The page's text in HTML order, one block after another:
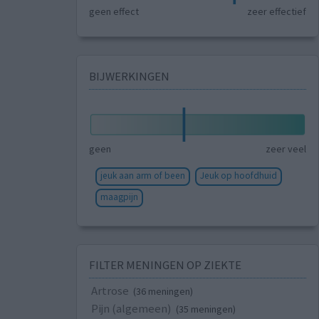
geen effect zeer effectief
BIJWERKINGEN
geen zeer veel
jeuk aan arm of been
Jeuk op hoofdhuid
maagpijn
FILTER MENINGEN OP ZIEKTE
Artrose (36 meningen)
Pijn (algemeen) (35 meningen)